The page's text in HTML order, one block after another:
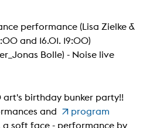
performance (Lisa Zielke &
and 16.01. 19:00)
Bolle) - Noise live
art's birthday bunker party!!
and
program
soft face - performance by